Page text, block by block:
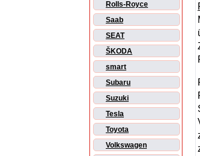
Rolls-Royce
Saab
SEAT
ŠKODA
smart
Subaru
Suzuki
Tesla
Toyota
Volkswagen